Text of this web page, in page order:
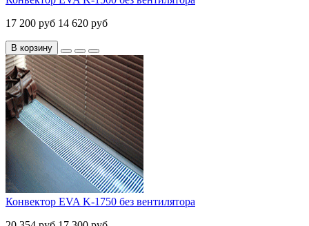
17 200 руб 14 620 руб
В корзину
Конвектор EVA K-1750 без вентилятора